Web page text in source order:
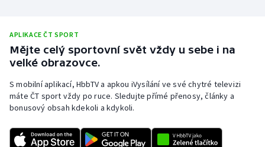
Ragby
Rychlobruslení
Rychlostní kanoistika
Short track
APLIKACE ČT SPORT
Mějte celý sportovní svět vždy u sebe i na
velké obrazovce.
S mobilní aplikací, HbbTV a apkou iVysílání ve své chytré televizi
máte ČT sport vždy po ruce. Sledujte přímé přenosy, články a
bonusový obsah kdekoli a kdykoli.